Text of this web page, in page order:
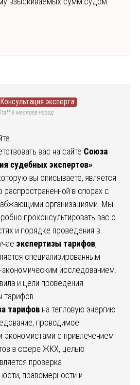
Консультация эксперта
6 месяцев назад
вас на сайте Союза
судебных экспертов»
вы описываете, является
распространенной в спорах с
организациями. Мы
проконсультировать вас о
и порядке проведения в
экспертизы тарифов,
специализированным
исследованием.
и цели проведения
тарифов
тарифов на тепловую энергию
проводимое
экономистами с привлечением
в сфере ЖКХ, целью
проверка
правомерности и